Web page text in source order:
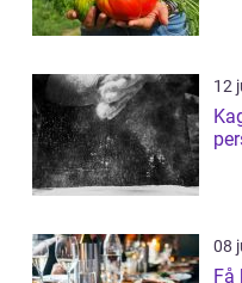
12
08
Få